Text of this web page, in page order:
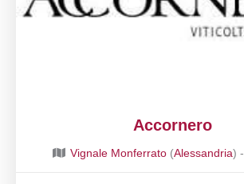
Accornero
Vignale Monferrato(Alessandria) -